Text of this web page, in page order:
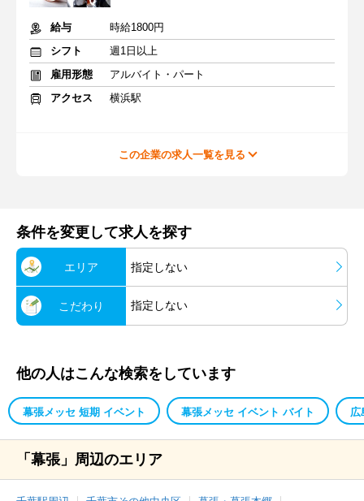
給与
時給1800円
シフト
週1日以上
雇用形態
アルバイト・パート
アクセス
横浜駅
この企業の求人一覧を見る
条件を変更して求人を探す
エリア 指定しない
こだわり 指定しない
他の人はこんな検索をしています
幕張メッセ 短期 イベント 幕張メッセ イベント バイト 広
「幕張」周辺のエリア